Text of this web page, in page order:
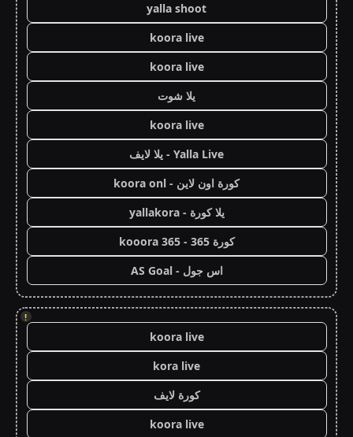
yalla shoot
koora live
koora live
يلا شوت
koora live
Yalla Live - يلا لايف
كورة اون لاين - koora onl
يلا كورة - yallakora
كورة 365 - kooora 365
اس جول - AS Goal
!
koora live
kora live
كورة لايف
koora live